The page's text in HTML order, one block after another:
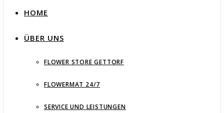
HOME
ÜBER UNS
FLOWER STORE GETTORF
FLOWERMAT 24/7
SERVICE UND LEISTUNGEN